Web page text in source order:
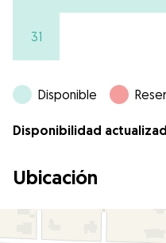
31
Disponible
Disponibilidad
Ubicación